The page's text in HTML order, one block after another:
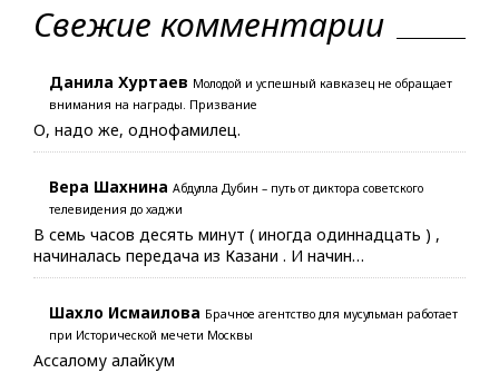
Свежие комментарии
Данила Хуртаев Молодой и успешный кавказец не обращает
внимания на награды. Призвание
О, надо же, однофамилец.
Вера Шахнина Абдулла Дубин – путь от диктора советского
телевидения до хаджи
В семь часов десять минут ( иногда одиннадцать ) ,
начиналась передача из Казани . И начин…
Шахло Исмаилова Брачное агентство для мусульман работает
при Исторической мечети Москвы
Ассалому алайкум